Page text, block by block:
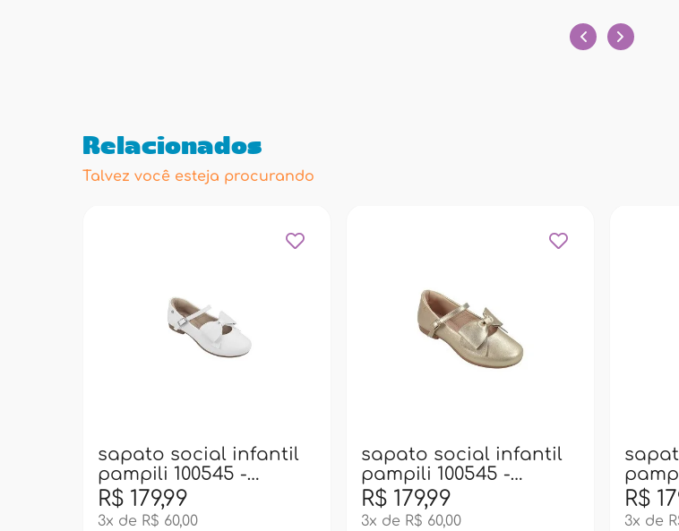
Relacionados
Talvez você esteja procurando
sapato social infantil
pampili 100545 -
branco
R$ 179,99
3x de R$ 60,00
sapato social infantil
pampili 100545 -
dourado
R$ 179,99
3x de R$ 60,00
light
R$
3x de